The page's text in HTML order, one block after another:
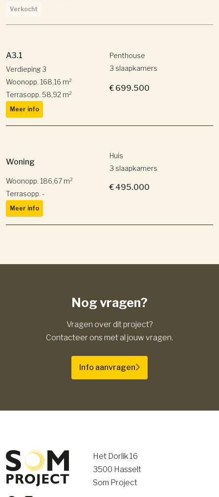
Verkocht
A3.1
Verdieping 3
Penthouse
3 slaapkamers
Woonopp. 168,16 m²
Terrasopp. 58,92 m²
€ 699.500
Meer info
Woning
Huis
3 slaapkamers
Woonopp. 186,67 m²
Terrasopp. -
€ 495.000
Meer info
Nog vragen?
Vragen over dit project?
Contacteer ons met al jouw vragen.
Info aanvragen
Het Dorlik 16
3500 Hasselt
Som Project